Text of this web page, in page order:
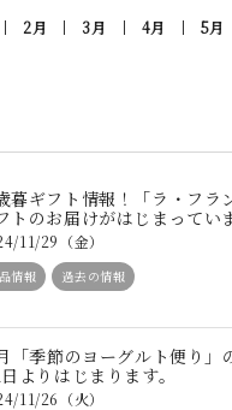
2月 3月 4月 5月
暮ギフト情報！「ラ・フラ
トのお届けがはじまってい
11/29（金）
情報 過去の情報
「季節のヨーグルト便り」
よりはじまります。
11/26（火）